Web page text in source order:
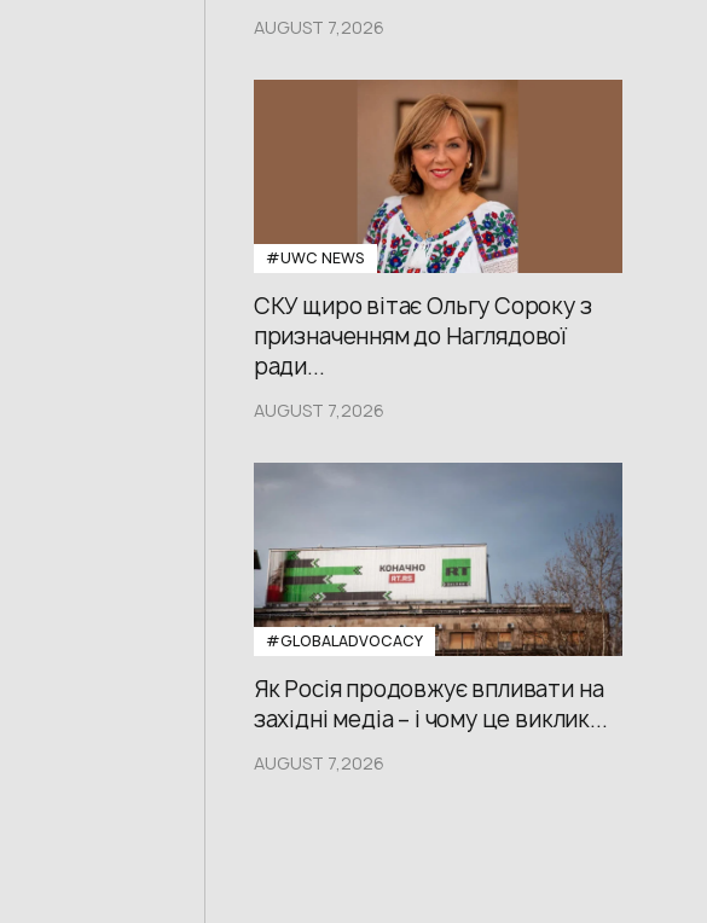
AUGUST 7,2026
#UWС NEWS
СКУ щиро вітає Ольгу Сороку з
призначенням до Наглядової
ради...
AUGUST 7,2026
#GLOBALADVOCACY
Як Росія продовжує впливати на
західні медіа – і чому це виклик...
AUGUST 7,2026